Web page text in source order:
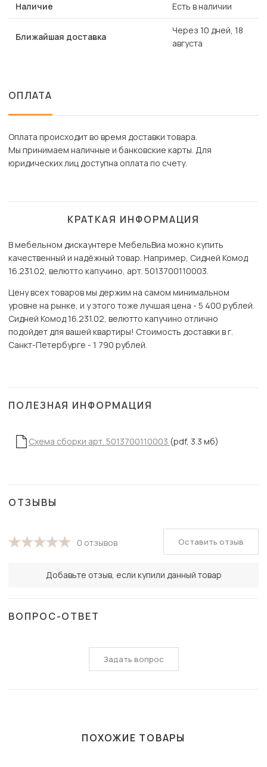
Наличие Есть в наличии
Ближайшая доставка
Через 10 дней, 18
августа
ОПЛАТА
Оплата происходит во время доставки товара.
Мы принимаем наличные и банковские карты. Для
юридических лиц доступна оплата по счету.
КРАТКАЯ ИНФОРМАЦИЯ
В мебельном дискаунтере МебельВиа можно купить
качественный и надёжный товар. Например, Сидней Комод
16.231.02, велютто капучино, арт. 5013700110003.
Цену всех товаров мы держим на самом минимальном
уровне на рынке, и у этого тоже лучшая цена - 5 400 рублей.
Сидней Комод 16.231.02, велютто капучино отлично
подойдет для вашей квартиры! Стоимость доставки в г.
Санкт-Петербурге - 1 790 рублей.
ПОЛЕЗНАЯ ИНФОРМАЦИЯ
Схема сборки арт. 5013700110003 (pdf, 3.3 мб)
ОТЗЫВЫ
0 отзывов
Добавьте отзыв, если купили данный товар
Оставить отзыв
ВОПРОС-ОТВЕТ
Задать вопрос
ПОХОЖИЕ ТОВАРЫ